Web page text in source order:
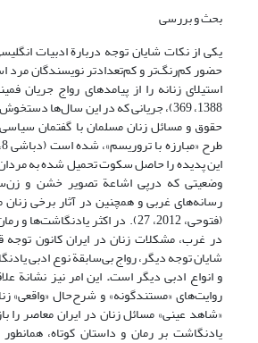
بحث و بررسی
یکی از نکات شایان توجه دربارة ادبیات
حضور کم‌رنگ‌تر و کم‌تعدادتر نویسندگان مرد
استیلای زنانه را از پیامدهای رواج جریان
1388، 369)، جریانی که در این سال‌ها
حقوق و مسائل زنان مسلمان با گفتمان
این پدیده را حاصل سکوت تحمیل شده به مردان
وضعیتی که درپی اشاعة تصویر خشن و
رسانه‌های غربی و همچنین در آثار برخی
(فتوحی، 2012، 27). در اکثر
در غرب، مشکلات زنان در ایران کانون
شایان توجه دیگر، رواج بی‌سابقة نوع ادبی
و انواع ادبی دیگر است. این امر نیز نشانة
روایت‌های «مستندگونه» و شرح‌حال «واقعی»
«شاهد عینی» مسائل زنان در ایران معاصر را
یادنگاشت بر رمان و داستان کوتاه،